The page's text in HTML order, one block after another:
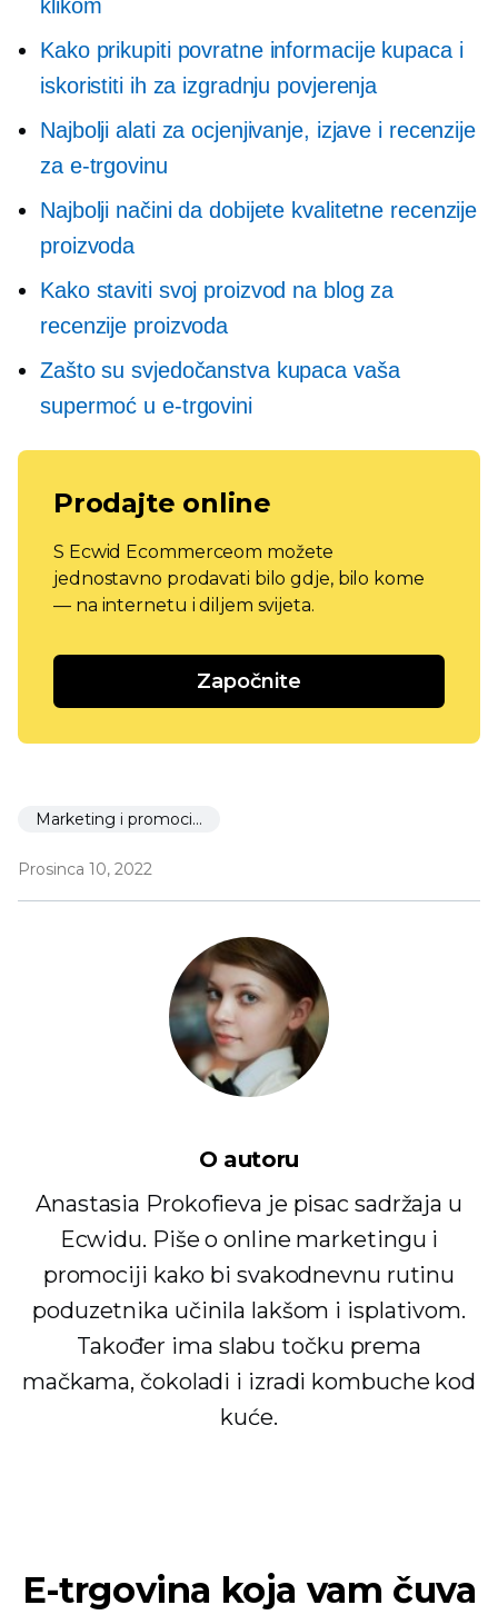
klikom
Kako prikupiti povratne informacije kupaca i
iskoristiti ih za izgradnju povjerenja
Najbolji alati za ocjenjivanje, izjave i recenzije
za e-trgovinu
Najbolji načini da dobijete kvalitetne recenzije
proizvoda
Kako staviti svoj proizvod na blog za
recenzije proizvoda
Zašto su svjedočanstva kupaca vaša
supermoć u e-trgovini
Prodajte online
S Ecwid Ecommerceom možete
jednostavno prodavati bilo gdje, bilo kome
— na internetu i diljem svijeta.
Započnite
Marketing i promocija
Prosinca 10, 2022
O autoru
Anastasia Prokofieva je pisac sadržaja u
Ecwidu. Piše o online marketingu i
promociji kako bi svakodnevnu rutinu
poduzetnika učinila lakšom i isplativom.
Također ima slabu točku prema
mačkama, čokoladi i izradi kombuche kod
kuće.
E-trgovina koja vam čuva